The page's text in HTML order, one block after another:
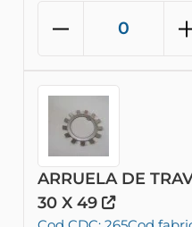
ARRUELA DE
30 X 49